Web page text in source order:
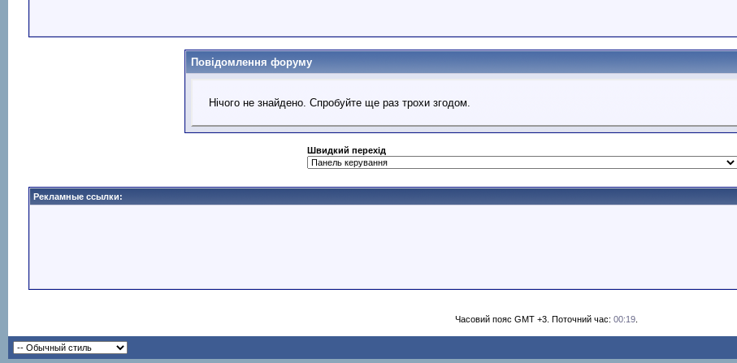
Повідомлення форуму
Нічого не знайдено. Спробуйте ще раз трохи згодом.
Швидкий перехід
Рекламные ссылки:
Часовий пояс GMT +3. Поточний час: 00:19.